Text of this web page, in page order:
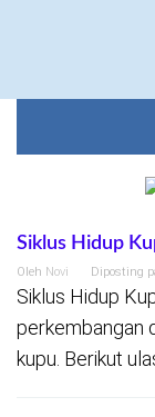
Siklus Hidup
Oleh Novi Diposting
Siklus Hidup
perkembangan
kupu. Berikut